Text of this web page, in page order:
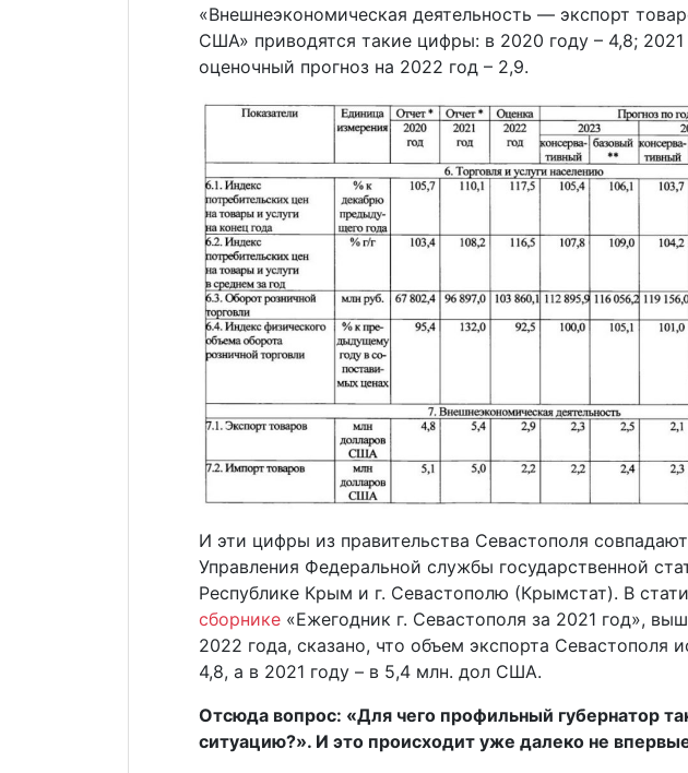
«Внешнеэкономическая деятельность — экспорт
США» приводятся такие цифры: в 2020 году – 4,8; 2021
оценочный прогноз на 2022 год – 2,9.
И эти цифры из правительства Севастополя
Управления Федеральной службы государственной
Республике Крым и г. Севастополю (Крымстат). В
сборнике «Ежегодник г. Севастополя за 2021 год»,
2022 года, сказано, что объем экспорта Севастополя
4,8, а в 2021 году – в 5,4 млн. дол США.
Отсюда вопрос: «Для чего профильный губернатор
ситуацию?». И это происходит уже далеко не